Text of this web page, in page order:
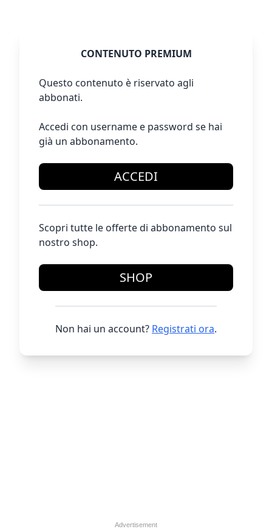
CONTENUTO PREMIUM
Questo contenuto è riservato agli
abbonati.
Accedi con username e password se hai
già un abbonamento.
ACCEDI
Scopri tutte le offerte di abbonamento sul
nostro shop.
SHOP
Non hai un account? Registrati ora.